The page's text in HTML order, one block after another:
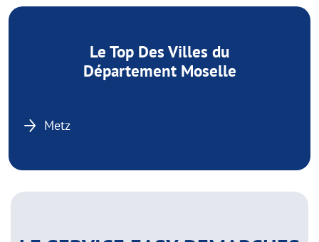
Le Top Des Villes du
Département Moselle
Metz